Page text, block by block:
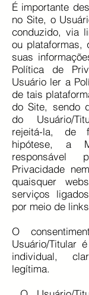
É importante
no Site, o
conduzido, via
ou plataformas,
suas
Política de
Usuário ler a
de tais
do Site, sendo
do Usuário/
rejeitá-la, de
hipótese, a
responsável
Privacidade
quaisquer
serviços
por meio de
O
Usuário/Titular
individual,
legítima.